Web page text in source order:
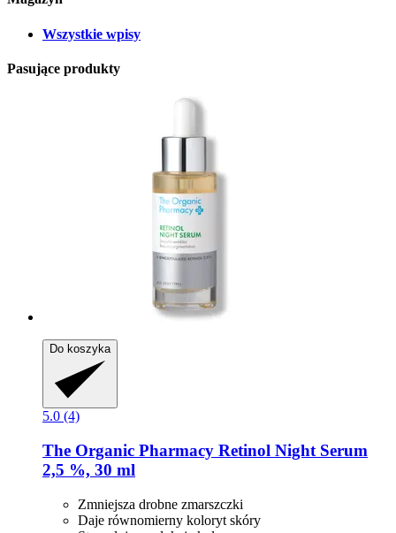
Wszystkie wpisy
Pasujące produkty
Do koszyka
5.0 (4)
The Organic Pharmacy Retinol Night Serum
2,5 %, 30 ml
Zmniejsza drobne zmarszczki
Daje równomierny koloryt skóry